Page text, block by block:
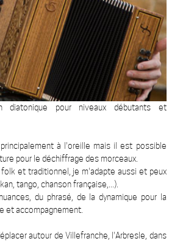
diatonique pour niveaux débutants et
à l'oreille mais il est possible
pour le déchiffrage des morceaux.
et traditionnel, je m'adapte aussi et peux
tango, chanson française,...).
du phrasé, de la dynamique pour la
et accompagnement.
autour de Villefranche, l'Arbresle, dans